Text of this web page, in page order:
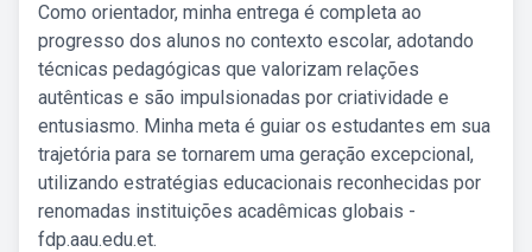
Como orientador, minha entrega é completa ao
progresso dos alunos no contexto escolar, adotando
técnicas pedagógicas que valorizam relações
autênticas e são impulsionadas por criatividade e
entusiasmo. Minha meta é guiar os estudantes em sua
trajetória para se tornarem uma geração excepcional,
utilizando estratégias educacionais reconhecidas por
renomadas instituições acadêmicas globais -
fdp.aau.edu.et.